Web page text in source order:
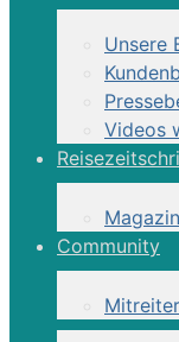
Unsere
Videos
Community